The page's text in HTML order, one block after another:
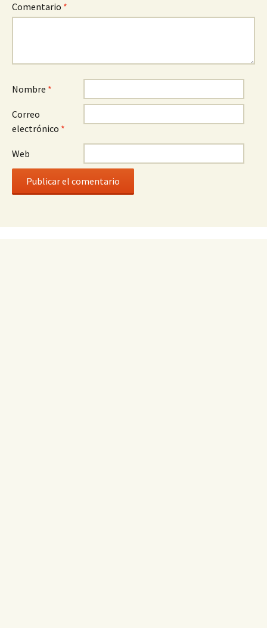
Comentario *
Nombre *
Correo
electrónico *
Web